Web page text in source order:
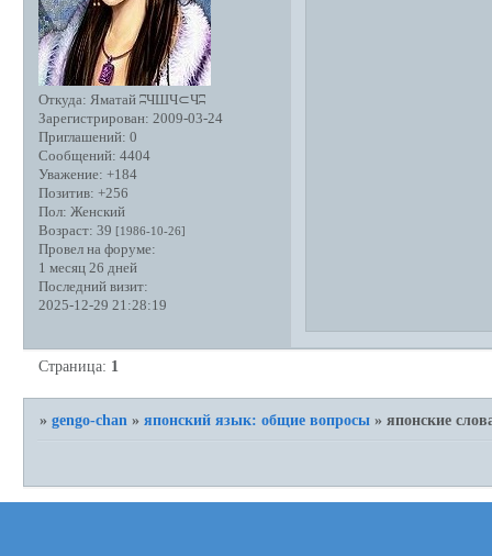
Откуда: Яматай ʭЧШЧ⊂Чʭ
Зарегистрирован: 2009-03-24
Приглашений: 0
Сообщений: 4404
Уважение: +184
Позитив: +256
Пол: Женский
Возраст: 39 [1986-10-26]
Провел на форуме:
1 месяц 26 дней
Последний визит:
2025-12-29 21:28:19
Страница: 1
»gengo-chan »японский язык: общие вопросы »японские